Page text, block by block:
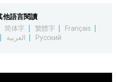
他語言閱讀
简体字 繁體字
Français
العربية Русский